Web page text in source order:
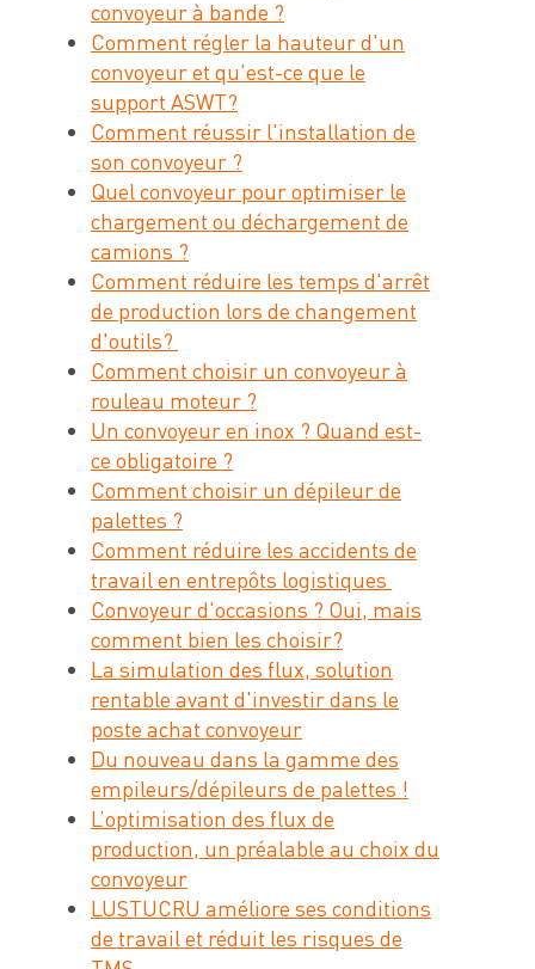
convoyeur à bande ?
Comment régler la hauteur d'un
convoyeur et qu'est-ce que le
support ASWT?
Comment réussir l'installation de
son convoyeur ?
Quel convoyeur pour optimiser le
chargement ou déchargement de
camions ?
Comment réduire les temps d'arrêt
de production lors de changement
d'outils?
Comment choisir un convoyeur à
rouleau moteur ?
Un convoyeur en inox ? Quand est-
ce obligatoire ?
Comment choisir un dépileur de
palettes ?
Comment réduire les accidents de
travail en entrepôts logistiques
Convoyeur d'occasions ? Oui, mais
comment bien les choisir?
La simulation des flux, solution
rentable avant d'investir dans le
poste achat convoyeur
Du nouveau dans la gamme des
empileurs/dépileurs de palettes !
L’optimisation des flux de
production, un préalable au choix du
convoyeur
LUSTUCRU améliore ses conditions
de travail et réduit les risques de